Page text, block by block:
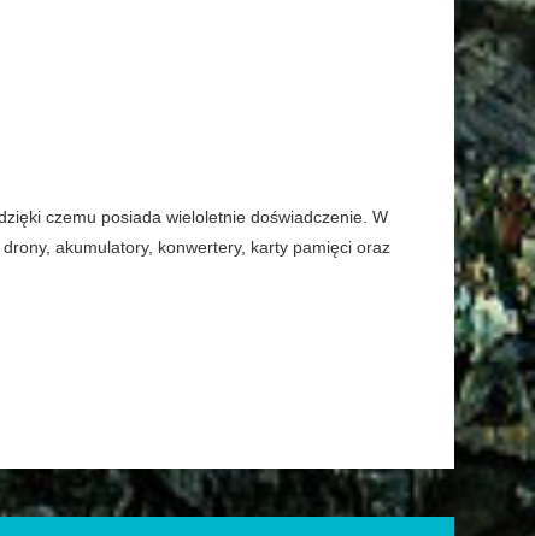
czemu posiada wieloletnie doświadczenie. W
akumulatory, konwertery, karty pamięci oraz